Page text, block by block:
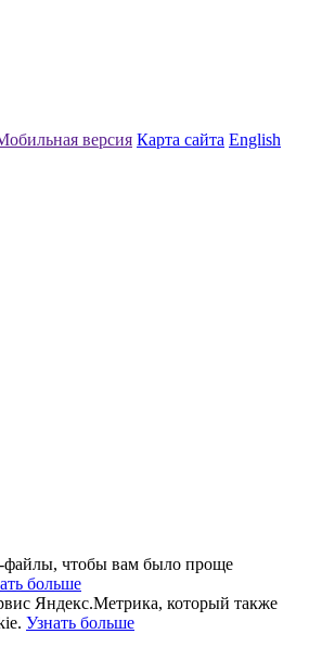
версия Карта сайта English
чтобы вам было проще
больше
Яндекс.Метрика, который также
Узнать больше